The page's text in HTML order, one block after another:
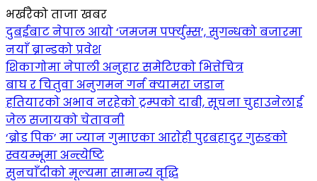
भर्खरैको ताजा खबर
दुबईबाट नेपाल आयो ‘जमजम पर्फ्युम्स’, सुगन्धको बजारमा
नयाँ ब्रान्डको प्रवेश
शिकागोमा नेपाली अनुहार समेटिएको भित्तेचित्र
बाघ र चितुवा अनुगमन गर्न क्यामरा जडान
हतियारको अभाव नरहेको ट्रम्पको दाबी, सूचना चुहाउनेलाई
जेल सजायको चेतावनी
‘ब्रोड पिक’ मा ज्यान गुमाएका आराेही पुरबहादुर गुरुङको
स्वयम्भूमा अन्त्येष्टि
सुनचाँदीको मूल्यमा सामान्य वृद्धि